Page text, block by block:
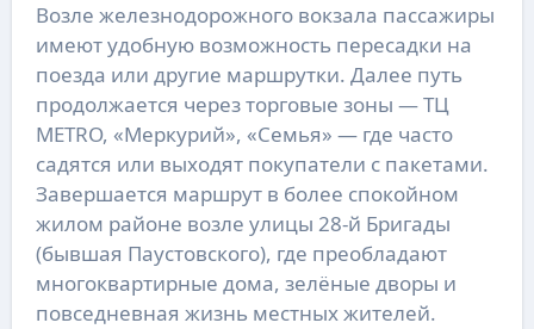
Возле железнодорожного вокзала пассажиры
имеют удобную возможность пересадки на
поезда или другие маршрутки. Далее путь
продолжается через торговые зоны — ТЦ
METRO, «Меркурий», «Семья» — где часто
садятся или выходят покупатели с пакетами.
Завершается маршрут в более спокойном
жилом районе возле улицы 28-й Бригады
(бывшая Паустовского), где преобладают
многоквартирные дома, зелёные дворы и
повседневная жизнь местных жителей.